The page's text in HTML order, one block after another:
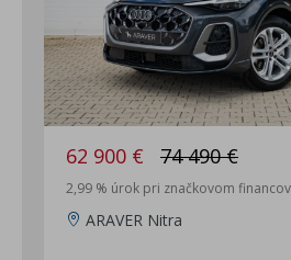
62 900 € 74 490 €
2,99 % úrok pri značkovom
ARAVER Nitra